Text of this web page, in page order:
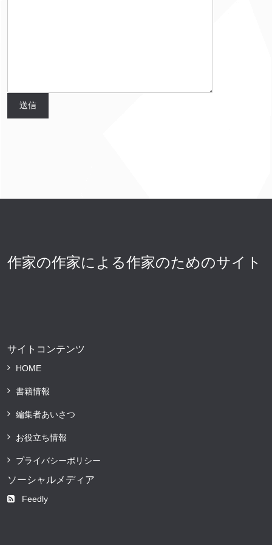
作家の作家による作家のためのサイト
サイトコンテンツ
HOME
書籍情報
編集者あいさつ
お役立ち情報
プライバシーポリシー
ソーシャルメディア
Feedly